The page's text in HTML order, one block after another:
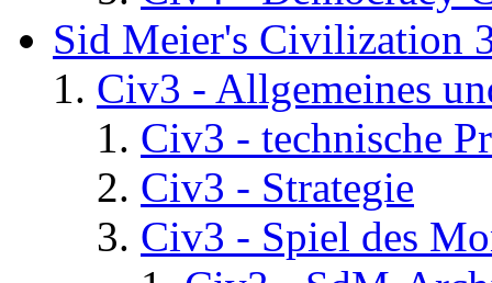
Sid Meier's Civilization
Civ3 - Allgemeines
Civ3 - technische
Civ3 - Strategie
Civ3 - Spiel des